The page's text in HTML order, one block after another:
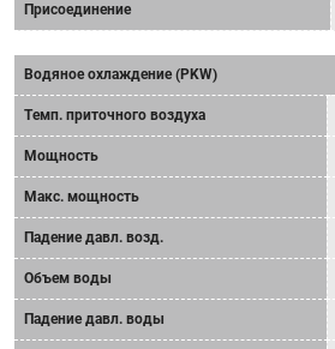
Присоединение
Водяное охлаждение (PKW)
Tемп. приточного воздуха
Мощность
Mакс. мощность
Падение давл. возд.
Объем воды
Падение давл. воды